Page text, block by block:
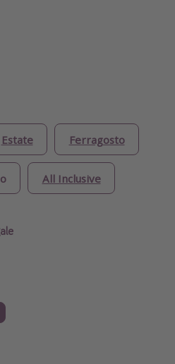
Estate Ferragosto
All Inclusive